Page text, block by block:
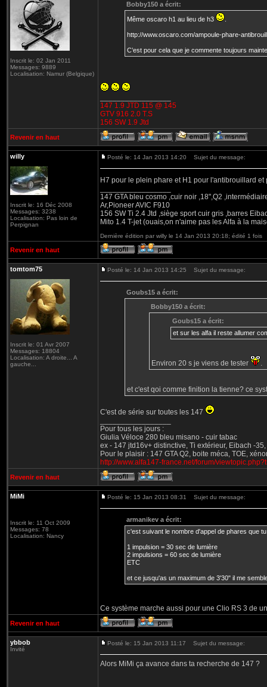
Inscrit le: 02 Jan 2011
Messages: 9889
Localisation: Namur (Belgique)
Bobby150 a écrit:
Même oscaro h1 au lieu de h3
http://www.oscaro.com/ampoule-phare-
C’est pour cela que je commente toujours
147 1.9 JTD 115 @ 145
GTV 916 2.0 T.S
156 SW 1.9 Jtd
Revenir en haut
willy
Inscrit le: 16 Déc 2008
Messages: 3238
Localisation: Pas loin de
Perpignan
Posté le: 14 Jan 2013 14:20 Sujet du message:
H7 pour le plein phare et H1 pour l'antibrouillard
147 GTA bleu cosmo ,cuir noir ,18",Q2
Ar,Pioneer AVIC F910
156 SW Ti 2.4 Jtd ,siège sport cuir gris ,barres
Mito 1.4 T-jet (ouais,on n'aime pas les Alfa à la
Dernière édition par willy le 14 Jan 2013 20:18; édité 1 fois
Revenir en haut
tomtom75
Inscrit le: 01 Avr 2007
Messages: 18804
Localisation: A droite... A
gauche...
Posté le: 14 Jan 2013 14:25 Sujet du message:
Goubs15 a écrit:
Bobby150 a écrit:
Goubs15 a écrit:
et sur les alfa il reste allumer
Environ 20 s je viens de tester .
et c'est qoi comme finition la tienne? ce
C'est de série sur toutes les 147
Pour tous les jours :
Giulia Véloce 280 bleu misano - cuir tabac
ex - 147 jtd16v+ distinctive, Ti extérieur, Eibach -
Pour le plaisir : 147 GTA Q2, boite méca, TOE,
http://www.alfa147-france.net/forum/
Revenir en haut
MiMi
Inscrit le: 11 Oct 2009
Messages: 78
Localisation: Nancy
Posté le: 15 Jan 2013 08:31 Sujet du message:
armanikev a écrit:
c'est suivant le nombre d'appel de phares que
1 impulsion = 30 sec de lumière
2 impulsions = 60 sec de lumière
ETC
et ce jusqu'as un maximum de 3'30" il me
Ce système marche aussi pour une Clio RS 3 de
Revenir en haut
ybbob
Invité
Posté le: 15 Jan 2013 11:17 Sujet du message:
Alors MiMi ça avance dans ta recherche de 147 ?